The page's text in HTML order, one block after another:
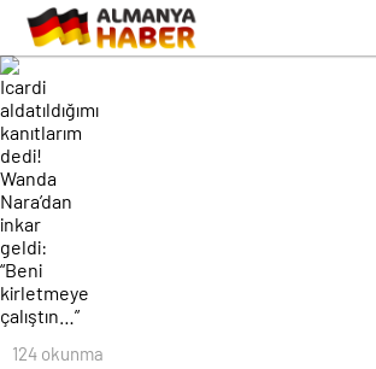
çalıştın…”
124 okunma